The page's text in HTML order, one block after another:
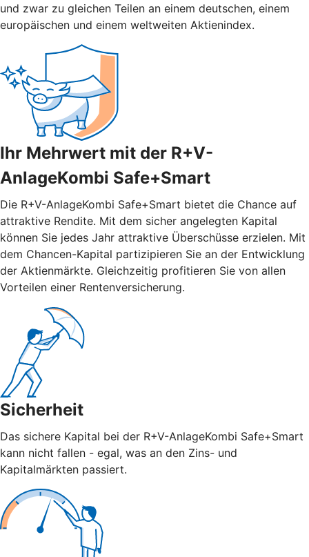
und zwar zu gleichen Teilen an einem deutschen, einem
europäischen und einem weltweiten Aktienindex.
Ihr Mehrwert mit der R+V-
AnlageKombi Safe+Smart
Die R+V-AnlageKombi Safe+Smart bietet die Chance auf
attraktive Rendite. Mit dem sicher angelegten Kapital
können Sie jedes Jahr attraktive Überschüsse erzielen. Mit
dem Chancen-Kapital partizipieren Sie an der Entwicklung
der Aktienmärkte. Gleichzeitig profitieren Sie von allen
Vorteilen einer Rentenversicherung.
Sicherheit
Das sichere Kapital bei der R+V-AnlageKombi Safe+Smart
kann nicht fallen - egal, was an den Zins- und
Kapitalmärkten passiert.